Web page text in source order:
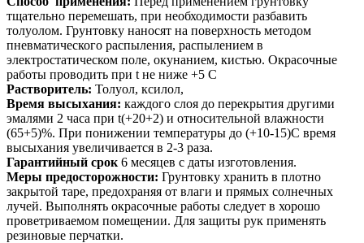
тщательно перемешать, при необходимости разбавить
толуолом. Грунтовку наносят на поверхность методом
пневматического распыления, распылением в
электростатическом поле, окунанием, кистью. Окрасочные
работы проводить при t не ниже +5 С
Растворитель: Толуол, ксилол,
Время высыхания: каждого слоя до перекрытия другими
эмалями 2 часа при t(+20+2) и относительной влажности
(65+5)%. При понижении температуры до (+10-15)С время
высыхания увеличивается в 2-3 раза.
Гарантийный срок 6 месяцев с даты изготовления.
Меры предосторожности: Грунтовку хранить в плотно
закрытой таре, предохраняя от влаги и прямых солнечных
лучей. Выполнять окрасочные работы следует в хорошо
проветриваемом помещении. Для защиты рук применять
резиновые перчатки.